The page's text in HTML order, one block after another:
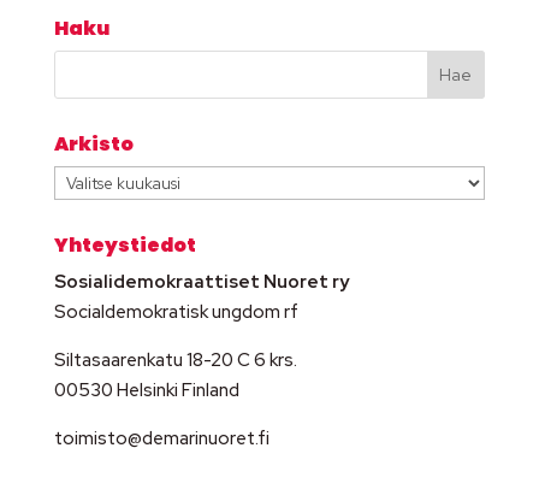
Haku
Arkisto
Arkisto
Yhteystiedot
Sosialidemokraattiset Nuoret ry
Socialdemokratisk ungdom rf
Siltasaarenkatu 18-20 C 6 krs.
00530 Helsinki Finland
toimisto@demarinuoret.fi